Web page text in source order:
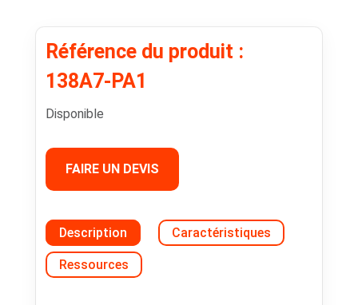
Référence du produit :
138A7-PA1
Disponible
FAIRE UN DEVIS
Description Caractéristiques
Ressources